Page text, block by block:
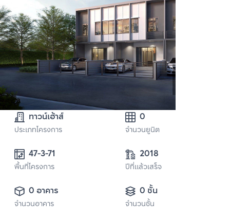
ทาวน์เฮ้าส์
ประเภทโครงการ
0
จำนวนยูนิต
47-3-71
พื้นที่โครงการ
2018
ปีที่แล้วเสร็จ
0 อาคาร
จำนวนอาคาร
0 ชั้น
จำนวนชั้น